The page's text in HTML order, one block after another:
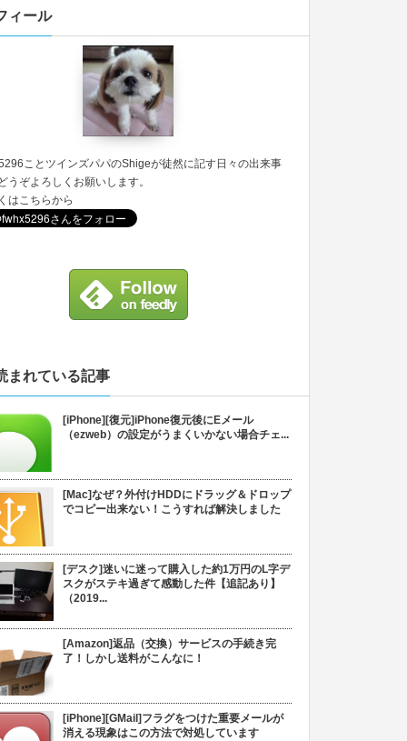
ィール
ことツインズパパのShigeが徒然に記す日々の出来事
うぞよろしくお願いします。
はこちらから
まれている記事
[iPhone][復元]iPhone復元後にEメール
（ezweb）の設定がうまくいかない場合チェ...
[Mac]なぜ？外付けHDDにドラッグ＆ドロップ
でコピー出来ない！こうすれば解決しました
[デスク]迷いに迷って購入した約1万円のL字デ
スクがステキ過ぎて感動した件【追記あり】
（2019...
[Amazon]返品（交換）サービスの手続き完
了！しかし送料がこんなに！
[iPhone][GMail]フラグをつけた重要メールが
消える現象はこの方法で対処しています